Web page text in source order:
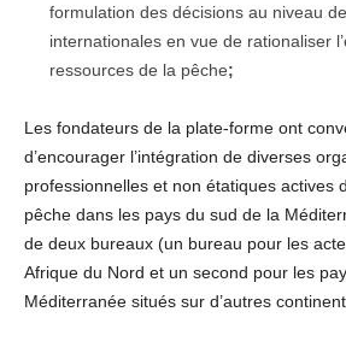
formulation des décisions au niveau
internationales en vue de rationaliser
ressources de la pêche;
Les fondateurs de la plate-forme ont
d’encourager l’intégration de diverses
professionnelles et non étatiques actives
pêche dans les pays du sud de la
de deux bureaux (un bureau pour les
Afrique du Nord et un second pour les
Méditerranée situés sur d’autres